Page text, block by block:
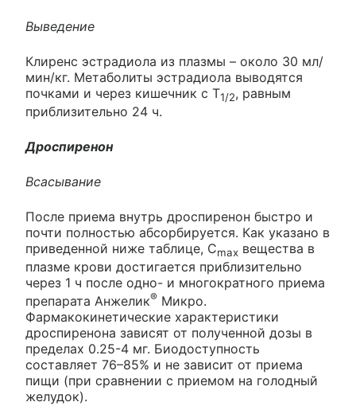
Выведение
Клиренс эстрадиола из плазмы – около 30 мл/
мин/кг. Метаболиты эстрадиола выводятся
почками и через кишечник с Т1/2, равным
приблизительно 24 ч.
Дроспиренон
Всасывание
После приема внутрь дроспиренон быстро и
почти полностью абсорбируется. Как указано в
приведенной ниже таблице, Cmax вещества в
плазме крови достигается приблизительно
через 1 ч после одно- и многократного приема
препарата Анжелик® Микро.
Фармакокинетические характеристики
дроспиренона зависят от полученной дозы в
пределах 0.25-4 мг. Биодоступность
составляет 76–85% и не зависит от приема
пищи (при сравнении с приемом на голодный
желудок).